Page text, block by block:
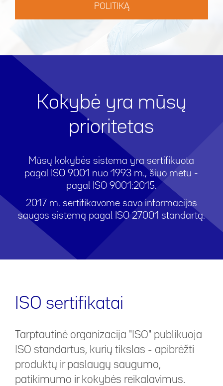
POLITIKĄ
Kokybė yra mūsų
prioritetas
Mūsų kokybės sistema yra sertifikuota
pagal ISO 9001 nuo 1993 m., šiuo metu -
pagal ISO 9001:2015.
2017 m. sertifikavome savo informacijos
saugos sistemą pagal ISO 27001 standartą.
ISO sertifikatai
Tarptautinė organizacija "ISO" publikuoja
ISO standartus, kurių tikslas - apibrėžti
produktų ir paslaugų saugumo,
patikimumo ir kokybės reikalavimus.